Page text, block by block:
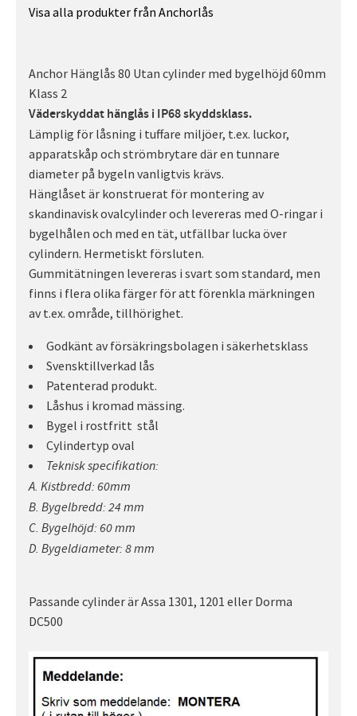
Visa alla produkter från Anchorlås
Anchor Hänglås 80 Utan cylinder med bygelhöjd 60mm
Klass 2
Väderskyddat hänglås i IP68 skyddsklass.
Lämplig för låsning i tuffare miljöer, t.ex. luckor,
apparatskåp och strömbrytare där en tunnare
diameter på bygeln vanligtvis krävs.
Hänglåset är konstruerat för montering av
skandinavisk ovalcylinder och levereras med O-ringar i
bygelhålen och med en tät, utfällbar lucka över
cylindern. Hermetiskt försluten.
Gummitätningen levereras i svart som standard, men
finns i flera olika färger för att förenkla märkningen
av t.ex. område, tillhörighet.
Godkänt av försäkringsbolagen i säkerhetsklass
Svensktillverkad lås
Patenterad produkt.
Låshus i kromad mässing.
Bygel i rostfritt stål
Cylindertyp oval
Teknisk specifikation:
A. Kistbredd: 60mm
B. Bygelbredd: 24 mm
C. Bygelhöjd: 60 mm
D. Bygeldiameter: 8 mm
Passande cylinder är Assa 1301, 1201 eller Dorma
DC500